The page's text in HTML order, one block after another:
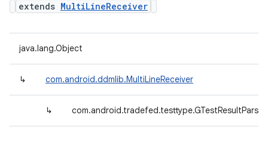
extends MultiLineReceiver
java.lang.Object
↳ com.android.ddmlib.MultiLineReceiver
↳ com.android.tradefed.testtype.GTestResultParser